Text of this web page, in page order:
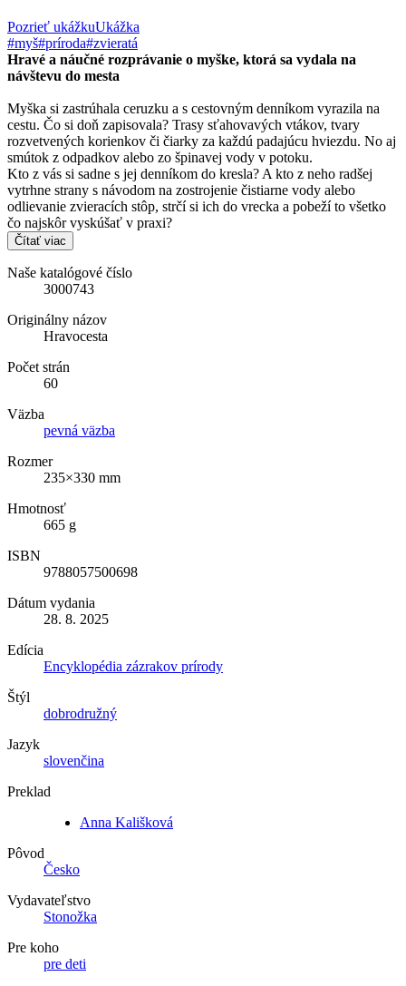
Pozrieť ukážkuUkážka
#myš#príroda#zvieratá
Hravé a náučné rozprávanie o myške, ktorá sa vydala na
návštevu do mesta
Myška si zastrúhala ceruzku a s cestovným denníkom vyrazila na
cestu. Čo si doň zapisovala? Trasy sťahovavých vtákov, tvary
rozvetvených korienkov či čiarky za každú padajúcu hviezdu. No aj
smútok z odpadkov alebo zo špinavej vody v potoku.
Kto z vás si sadne s jej denníkom do kresla? A kto z neho radšej
vytrhne strany s návodom na zostrojenie čistiarne vody alebo
odlievanie zvieracích stôp, strčí si ich do vrecka a pobeží to všetko
čo najskôr vyskúšať v praxi?
Čítať viac
Naše katalógové číslo
3000743
Originálny názov
Hravocesta
Počet strán
60
Väzba
pevná väzba
Rozmer
235×330 mm
Hmotnosť
665 g
ISBN
9788057500698
Dátum vydania
28. 8. 2025
Edícia
Encyklopédia zázrakov prírody
Štýl
dobrodružný
Jazyk
slovenčina
Preklad
Anna Kališková
Pôvod
Česko
Vydavateľstvo
Stonožka
Pre koho
pre deti